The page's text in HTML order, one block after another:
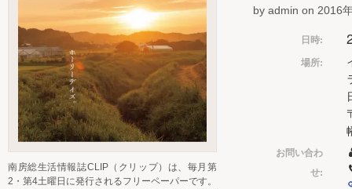
by admin on 2016
日時:
場所:
お問い合わ
せ:
南房総生活情報誌CLIP（クリップ）は、毎月第
2・第4土曜日に発行されるフリーペーパーです。